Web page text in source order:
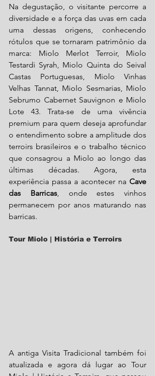
Na degustação, o visitante percorre a
diversidade e a força das uvas em cada
uma dessas origens, conhecendo
rótulos que se tornaram patrimônio da
marca: Miolo Merlot Terroir, Miolo
Testardi Syrah, Miolo Quinta do Seival
Castas Portuguesas, Miolo Vinhas
Velhas Tannat, Miolo Sesmarias, Miolo
Sebrumo Cabernet Sauvignon e Miolo
Lote 43. Trata-se de uma vivência
premium para quem deseja aprofundar
o entendimento sobre a amplitude dos
terroirs brasileiros e o trabalho técnico
que consagrou a Miolo ao longo das
últimas décadas. Agora, esta
experiência passa a acontecer na Cave
das Barricas, onde estes vinhos
permanecem por anos maturando nas
barricas.
Tour Miolo | História e Terroirs
A antiga Visita Tradicional também foi
atualizada e agora dá lugar ao Tour